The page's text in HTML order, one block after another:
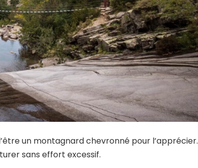
un montagnard chevronné pour l’apprécier.
sans effort excessif.